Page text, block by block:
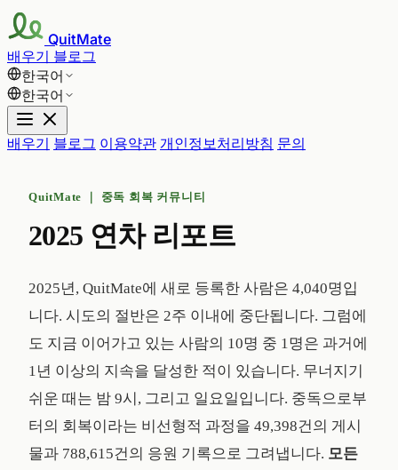
QuitMate
배우기 블로그
한국어
한국어
배우기 블로그 이용약관 개인정보처리방침 문의
QuitMate ｜ 중독 회복 커뮤니티
2025 연차 리포트
2025년, QuitMate에 새로 등록한 사람은 4,040명입
니다. 시도의 절반은 2주 이내에 중단됩니다. 그럼에
도 지금 이어가고 있는 사람의 10명 중 1명은 과거에
1년 이상의 지속을 달성한 적이 있습니다. 무너지기
쉬운 때는 밤 9시, 그리고 일요일입니다. 중독으로부
터의 회복이라는 비선형적 과정을 49,398건의 게시
물과 788,615건의 응원 기록으로 그려냅니다. 모든